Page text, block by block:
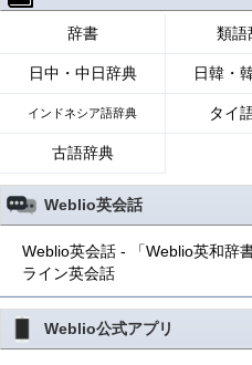
辞書 類語
日中・中日辞典 日韓・
インドネシア語辞典 タイ
古語辞典
Weblio英会話
Weblio英会話 - 「Weblio英和辞
ライン英会話
Weblio公式アプリ